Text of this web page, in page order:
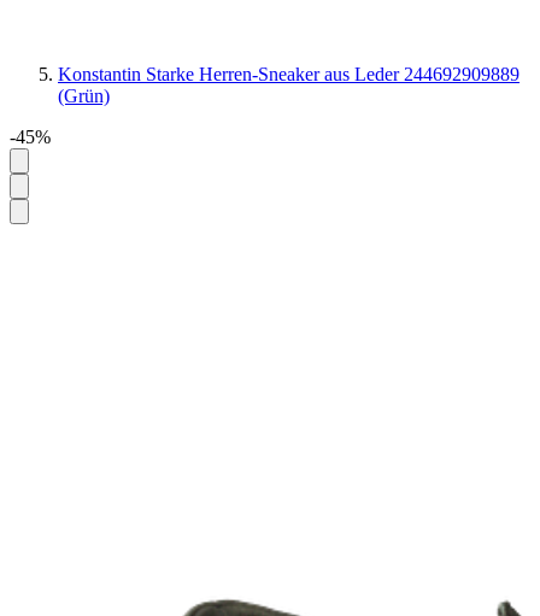
Konstantin Starke Herren-Sneaker aus Leder 244692909889
(Grün)
-45%